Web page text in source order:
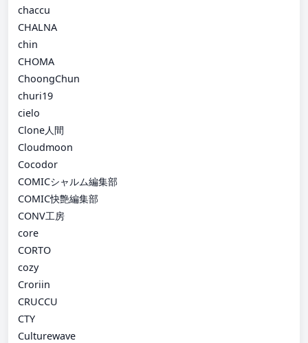
chaccu
CHALNA
chin
CHOMA
ChoongChun
churi19
cielo
Clone人間
Cloudmoon
Cocodor
COMICシャルム編集部
COMIC快艶編集部
CONV工房
core
CORTO
cozy
Croriin
CRUCCU
CTY
Culturewave